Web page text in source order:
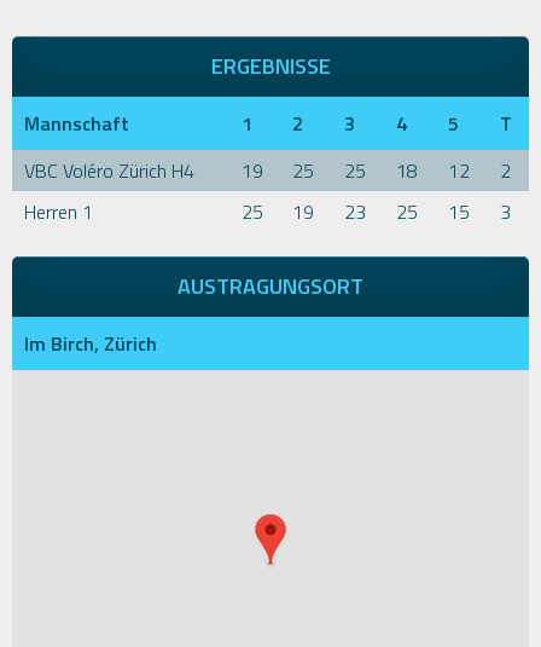
ERGEBNISSE
Mannschaft 1 2 3 4 5
T
VBC Voléro Zürich H4
19 25 25 18 12
2
Herren 1
25 19 23 25 15 3
AUSTRAGUNGSORT
Im Birch, Zürich